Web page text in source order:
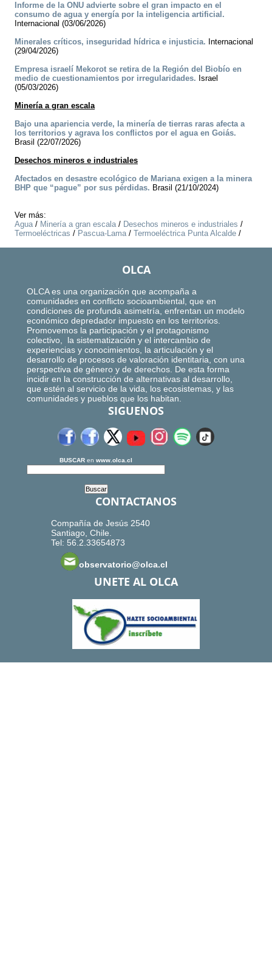
Informe de la ONU advierte sobre el gran impacto en el
consumo de agua y energía por la inteligencia artificial.
Internacional (03/06/2026)
Minerales críticos, inseguridad hídrica e injusticia. Internacional
(29/04/2026)
Empresa israelí Mekorot se retira de la Región del Biobío en
medio de cuestionamientos por irregularidades. Israel
(05/03/2026)
Minería a gran escala
Bajo una apariencia verde, la minería de tierras raras afecta a
los territorios y agrava los conflictos por el agua en Goiás.
Brasil (22/07/2026)
Desechos mineros e industriales
Afectados en desastre ecológico de Mariana exigen a la minera
BHP que “pague” por sus pérdidas. Brasil (21/10/2024)
Ver más:
Agua/ Minería a gran escala/ Desechos mineros e industriales /
Termoeléctricas / Pascua-Lama/ Termoeléctrica Punta Alcalde /
OLCA
OLCA es una organización que acompaña a
comunidades en conflicto socioambiental, que en
condiciones de profunda asimetría, enfrentan un modelo
económico depredador impuesto en los territorios.
Promovemos la participación y el protagonismo
colectivo, la sistematización y el intercambio de
experiencias y conocimientos, la articulación y el
desarrollo de procesos de valoración identitaria, con una
perspectiva de género y de derechos. De esta forma
incidir en la construcción de alternativas al desarrollo,
que estén al servicio de la vida, los ecosistemas, y las
comunidades y pueblos que los habitan.
SIGUENOS
BUSCAR en www.olca.cl
CONTACTANOS
Compañía de Jesús 2540
Santiago, Chile.
Tel: 56.2.33654873
observatorio@olca.cl
UNETE AL OLCA